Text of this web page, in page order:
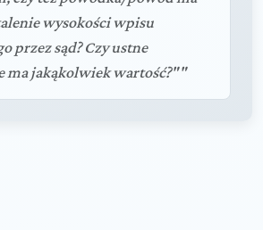
wysokości wpisu
przez sąd? Czy ustne
ma jakąkolwiek wartość?""